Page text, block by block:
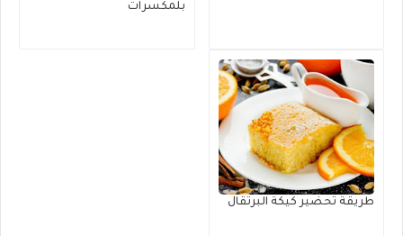
بلمكسرات
طريقة تحضير كيكة البرتقال